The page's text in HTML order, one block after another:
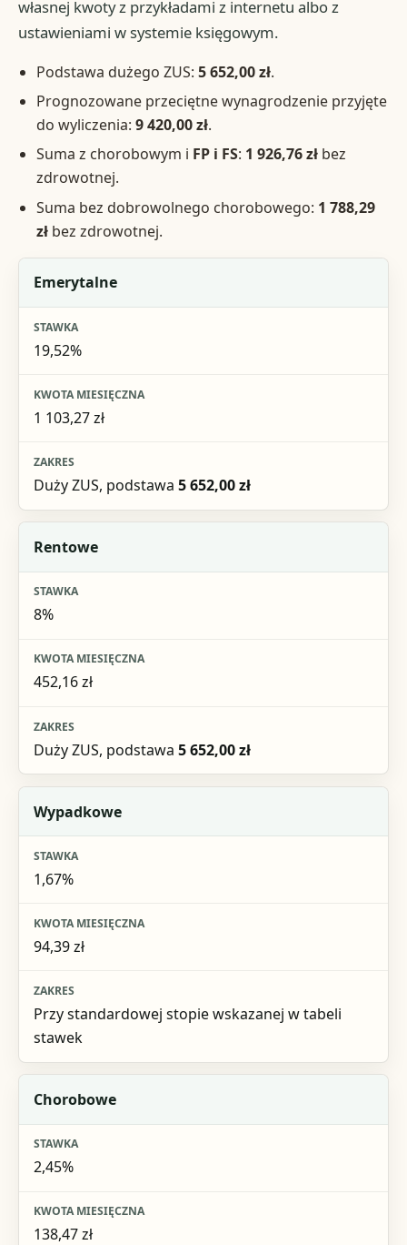
własnej kwoty z przykładami z internetu albo z
ustawieniami w systemie księgowym.
Podstawa dużego ZUS: 5 652,00 zł.
Prognozowane przeciętne wynagrodzenie przyjęte
do wyliczenia: 9 420,00 zł.
Suma z chorobowym i FP i FS: 1 926,76 złbez
zdrowotnej.
Suma bez dobrowolnego chorobowego: 1 788,29
złbez zdrowotnej.
Element dużego ZUS
Stawka
Emerytalne
19,52%
1 103,27 zł
Duży ZUS, podstawa 5 652,00 zł
Rentowe
8%
452,16 zł
Duży ZUS, podstawa 5 652,00 zł
Wypadkowe
1,67%
94,39 zł
Przy standardowej stopie wskazanej w tabeli
stawek
Chorobowe
2,45%
138,47 zł